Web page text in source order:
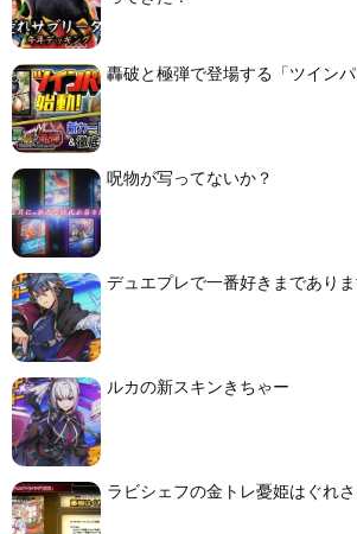
轟破と極弾で登場する「ツイン
呪物が写ってないか？
デュエプレで一番好きまであり
ルカの新スキンきちゃー
ラビシェフの金トレ憂姫はぐれさ